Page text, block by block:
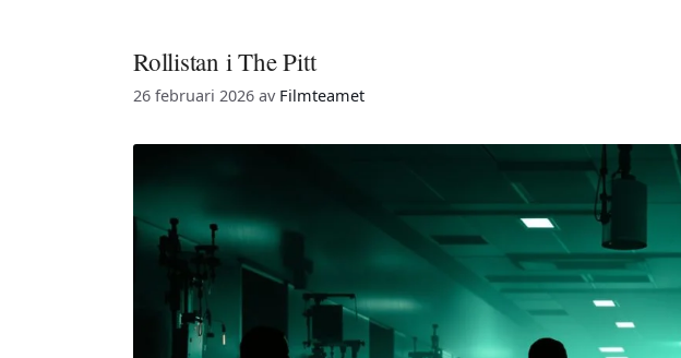
Rollistan i The Pitt
26 februari 2026 av Filmteamet